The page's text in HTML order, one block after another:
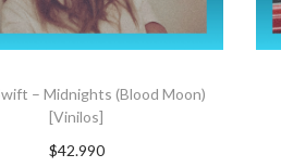
– Midnights (Blood Moon)
[Vinilos]
$42.990